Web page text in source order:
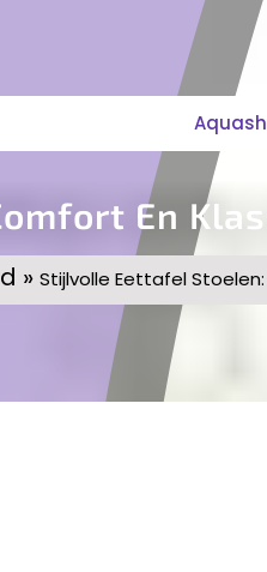
En
» Stijlvolle Eettafel